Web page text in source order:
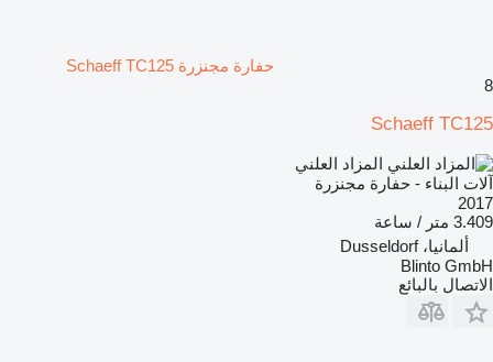
حفارة مجنزرة Schaeff TC125
8
Schaeff TC125
المزاد العلني
آلات البناء - حفارة مجنزرة
2017
3.409 متر / ساعة
ألمانيا، Dusseldorf
Blinto GmbH
الاتصال بالبائع